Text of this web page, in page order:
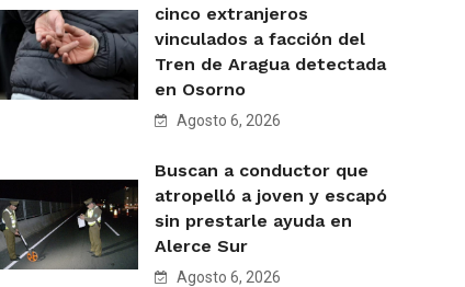
cinco extranjeros
vinculados a facción del
Tren de Aragua detectada
en Osorno
Agosto 6, 2026
Buscan a conductor que
atropelló a joven y escapó
sin prestarle ayuda en
Alerce Sur
Agosto 6, 2026